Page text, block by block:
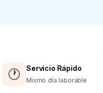
🕐 Servicio Rápido
Mismo día laborable